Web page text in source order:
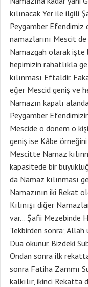
kılınacak Yer ile ilgili
Peygamber Efendimiz
namazlarını Mescit
Namazgah olarak işte
hepimizin rahatlıkla
kılınması Eftaldir.
eğer Mescid geniş ve
Namazın kapalı
Peygamber
Mescide o dönem o
geniş ise Kâbe
Mescitte Namaz
kapasitede bir
da Namaz kılınması
Namazının iki Rekat
Kılınışı diğer
var… Şafii Mezebinde
Tekbirden sonra; Allah
Dua okunur. Bizdeki
Ondan sonra ilk
sonra Fatiha Zammı
kalkılır, ikinci Rekatta